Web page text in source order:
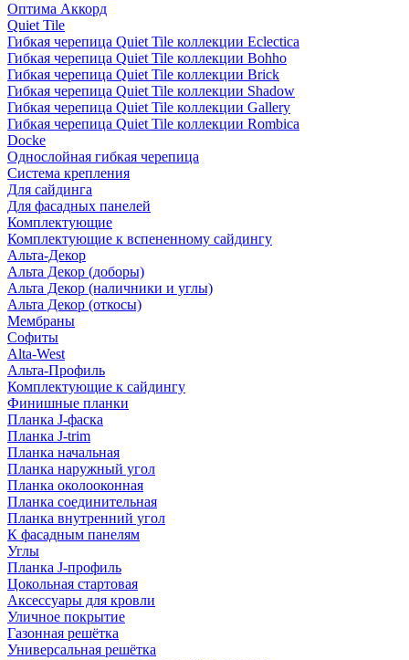
Оптима Аккорд
Quiet Tile
Гибкая черепица Quiet Tile коллекции Eclectica
Гибкая черепица Quiet Tile коллекции Bohho
Гибкая черепица Quiet Tile коллекции Brick
Гибкая черепица Quiet Tile коллекции Shadow
Гибкая черепица Quiet Tile коллекции Gallery
Гибкая черепица Quiet Tile коллекции Rombica
Docke
Однослойная гибкая черепица
Система крепления
Для сайдинга
Для фасадных панелей
Комплектующие
Комплектующие к вспененному сайдингу
Альта-Декор
Альта Декор (доборы)
Альта Декор (наличники и углы)
Альта Декор (откосы)
Мембраны
Софиты
Alta-West
Альта-Профиль
Комплектующие к сайдингу
Финишные планки
Планка J-фаска
Планка J-trim
Планка начальная
Планка наружный угол
Планка околооконная
Планка соединительная
Планка внутренний угол
К фасадным панелям
Углы
Планка J-профиль
Цокольная стартовая
Аксессуары для кровли
Уличное покрытие
Газонная решётка
Универсальная решётка